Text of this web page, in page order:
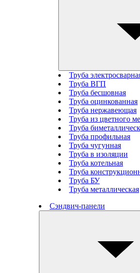
Труба
Труба ВГП
Труба бесшовная
Труба оцинкованная
Труба нержавеющая
Труба из цветного
Труба
Труба профильная
Труба чугунная
Труба в изоляции
Труба котельная
Труба
Труба БУ
Труба металлическая
Сэндвич-панели